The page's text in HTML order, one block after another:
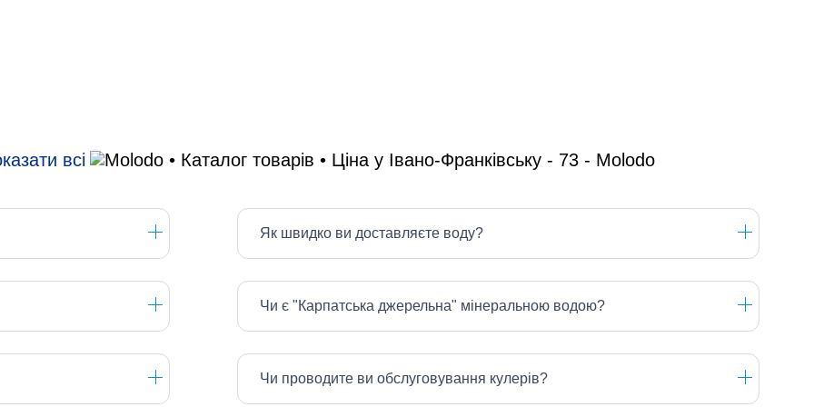
всі
Як швидко ви доставляєте воду?
Чи є "Карпатська джерельна" мінеральною водою?
Чи проводите ви обслуговування кулерів?